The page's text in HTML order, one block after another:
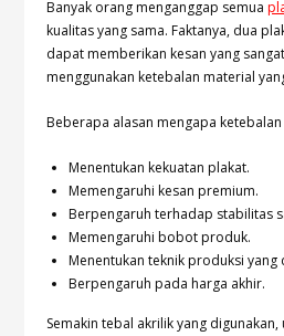
Banyak orang menganggap semua
kualitas yang sama. Faktanya, dua
dapat memberikan kesan yang
menggunakan ketebalan material
Beberapa alasan mengapa
Menentukan kekuatan plakat.
Memengaruhi kesan premium.
Berpengaruh terhadap stabilitas
Memengaruhi bobot produk.
Menentukan teknik produksi yang
Berpengaruh pada harga akhir.
Semakin tebal akrilik yang